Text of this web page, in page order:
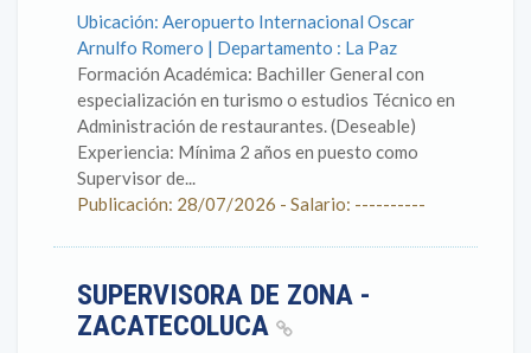
Ubicación: Aeropuerto Internacional Oscar
Arnulfo Romero | Departamento : La Paz
Formación Académica: Bachiller General con
especialización en turismo o estudios Técnico en
Administración de restaurantes. (Deseable)
Experiencia: Mínima 2 años en puesto como
Supervisor de...
Publicación: 28/07/2026 - Salario: ----------
SUPERVISORA DE ZONA -
ZACATECOLUCA